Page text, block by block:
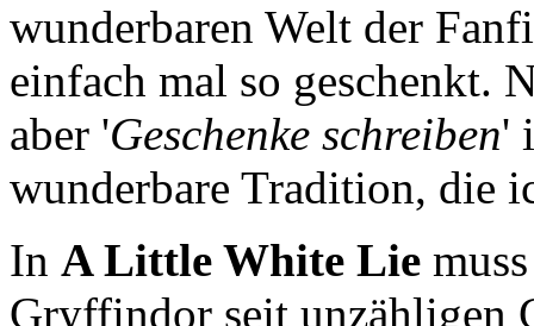
wunderbaren Welt der
einfach mal so geschenkt.
aber 'Geschenke schreiben'
wunderbare Tradition, die
In A Little White Lie
Gryffindor seit unzähligen